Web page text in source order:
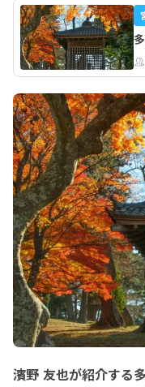
濱野 友也が紹介する